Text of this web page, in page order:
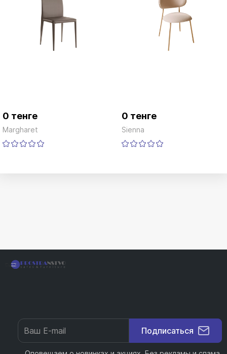
0 тенге
Margharet
0 тенге
Sienna
Подписаться